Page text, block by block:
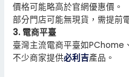
價格可能略高於官網優惠價。
部分門店可能無現貨，需提前
3. 電商平臺
臺灣主流電商平臺如PChome
不少商家提供必利吉產品。